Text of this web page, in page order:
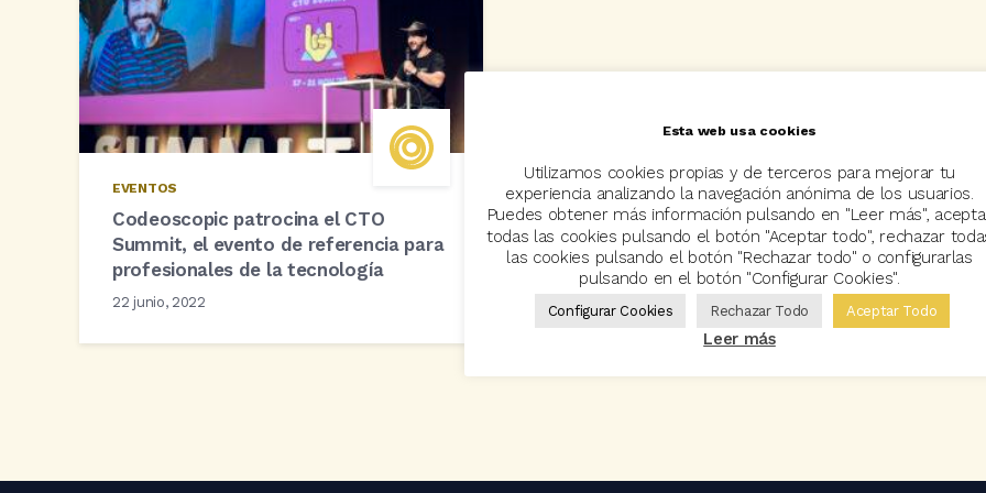
EVENTOS
Codeoscopic patrocina el CTO
Summit, el evento de referencia para
profesionales de la tecnología
22 junio, 2022
Esta web usa cookies
Utilizamos cookies propias y de terceros para mejorar tu
experiencia analizando la navegación anónima de los usuarios.
Puedes obtener más información pulsando en "Leer más",
todas las cookies pulsando el botón "Aceptar todo", rechazar
las cookies pulsando el botón "Rechazar todo" o configurarlas
pulsando en el botón "Configurar Cookies".
Configurar Cookies Rechazar Todo Aceptar Todo
Leer más